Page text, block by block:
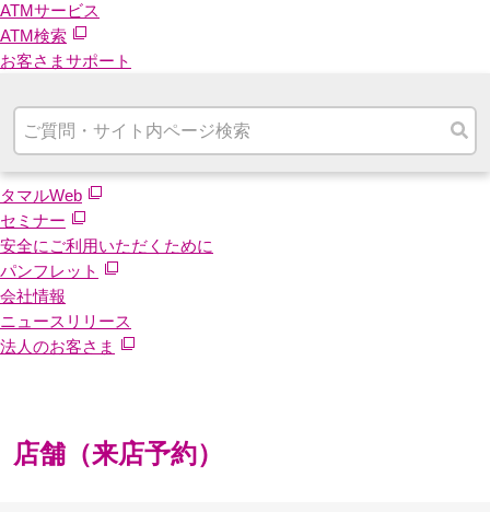
ATMサービス
ATM検索
お客さまサポート
タマルWeb
セミナー
安全にご利用いただくために
パンフレット
会社情報
ニュースリリース
法人のお客さま
店舗（来店予約）